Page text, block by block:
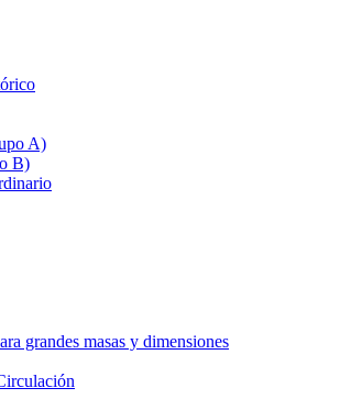
A)
B)
grandes masas y dimensiones